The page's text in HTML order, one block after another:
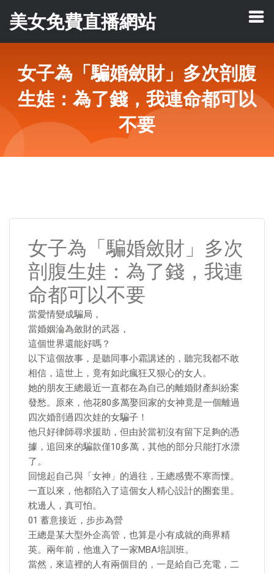
美女免費直播網站
女子為「騙婚斂財」多次剖腹
生娃：為了錢，我連命都可以
不要
女子為「騙婚斂財」多次
剖腹生娃：為了錢，我連
命都可以不要
當愛情變成騙局，
當婚姻淪為斂財的武器，
這個世界還能好嗎？
以下這個故事，是聽同事小霜講述的，聽完我都不敢
相信，這世上，竟有如此瘋狂又狠心的女人。
她的朋友王總最近一直都在為自己的離婚財產糾紛案
發愁。原來，他花80多萬娶回家的女神竟是一個離過
四次婚剖過四次娃的女騙子！
他只好律師尋求援助，但由於當初沒有留下足夠的憑
據，追回來的騙款僅10多萬，其他的部分只能打水漂
了。
回憶起自己與「女神」的過往，王總感覺不寒而慄。
一直以來，他都陷入了這個女人精心設計的圈套里。
枕邊人，真可怕。
01 蓄意接近，步步為營
王總是某大型外企高管，也算是小有成就的商界精
英。兩年前，他進入了一家MBA培訓班。
當然，來這裡的人有兩個目的，一是給自己充電，二